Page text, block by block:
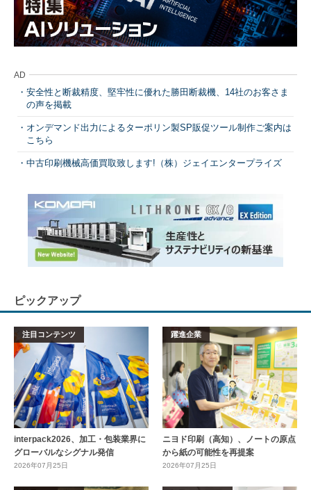
AD
安全性と断裁精度、堅牢性に優れた勝田断裁機、14社のお客さま
の声を掲載
オンデマンド出力によるターポリン製SP販促ツール制作ご案内は
こちら
中古印刷機械高価買取致します!（株）ジェイエンタープライズ
ピックアップ
注目コンテンツ
interpack2026、加工・包装業界に
グローバルなシグナル発信
2026年07月25日
躍進企業
ニヨド印刷（高知）、ノートの原点
から紙の可能性を再提案
2026年07月25日